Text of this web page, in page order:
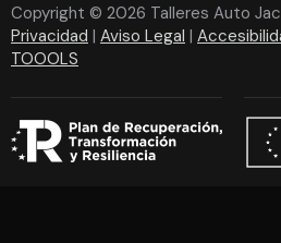
Copyright © 2026 Talleres Auto
Privacidad | Aviso Legal |
TOOOLS